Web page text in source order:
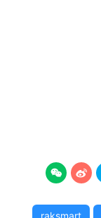
 
raksmart